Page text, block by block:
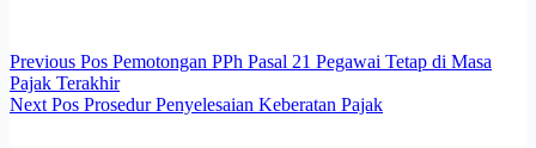
Previous Pos Pemotongan PPh Pasal 21 Pegawai Tetap di Masa
Pajak Terakhir
Next Pos Prosedur Penyelesaian Keberatan Pajak